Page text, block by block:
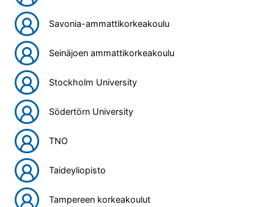
Savonia-ammattikorkeakoulu
Seinäjoen ammattikorkeakoulu
Stockholm University
Södertörn University
TNO
Taideyliopisto
Tampereen korkeakoulut